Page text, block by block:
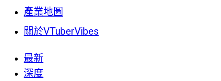
產業地圖
關於VTuberVibes
最新
深度